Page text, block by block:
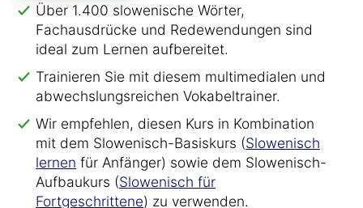
Über 1.400 slowenische Wörter,
Fachausdrücke und Redewendungen sind
ideal zum Lernen aufbereitet.
Trainieren Sie mit diesem multimedialen und
abwechslungsreichen Vokabeltrainer.
Wir empfehlen, diesen Kurs in Kombination
mit dem Slowenisch-Basiskurs (Slowenisch
lernen für Anfänger) sowie dem Slowenisch-
Aufbaukurs (Slowenisch für
Fortgeschrittene) zu verwenden.